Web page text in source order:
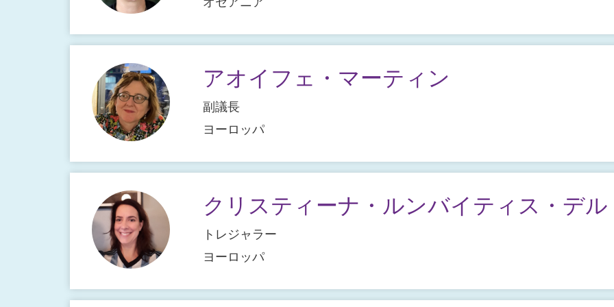
アオイフェ・マーティン
副議長
ヨーロッパ
クリスティーナ・ルンバイティス・デ
トレジャラー
ヨーロッパ